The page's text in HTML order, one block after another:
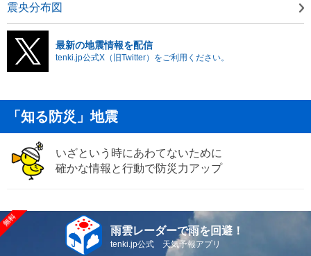
震央分布図
最新の地震情報を配信
tenki.jp公式X（旧Twitter）をご利用ください。
「知る防災」地震
いざという時にあわてないために
確かな情報と行動で防災力アップ
雨雲レーダーで雨を回避！
tenki.jp公式 天気予報アプリ